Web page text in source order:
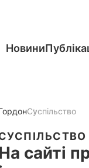
Новини
Суспільство
сайті